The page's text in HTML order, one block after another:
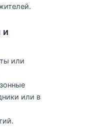
и
или
или в